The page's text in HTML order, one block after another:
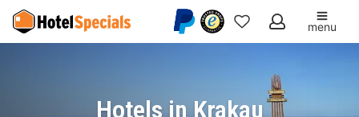
Meine
menu
Hotels in Krakau